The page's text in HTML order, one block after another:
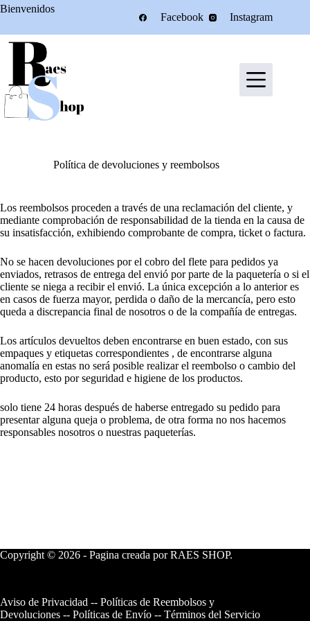
Saltar
Bienvenidos
Facebook Instagram
Política de devoluciones y reembolsos
Los reembolsos proceden a través de una reclamación del cliente, y
mediante comprobación de responsabilidad de la tienda en la causa de
su insatisfacción, exhibiendo comprobante de compra, ticket o factura.
No se hacen devoluciones por el cobro del flete para pedidos ya
enviados, retrasos de entrega del envió por parte de la paquetería o si el
cliente se niega a recibir el envió. La única excepción a lo anterior es
en casos de fuerza mayor, perdida o daño de la mercancía, pero esto
queda a discrepancia final de nosotros o de la compañía de entregas.
Los artículos devueltos deben encontrarse en buen estado, con sus
empaques y etiquetas correspondientes , de encontrarse alguna
anomalía en estas no será posible realizar el reembolso o cambio del
producto, esto por seguridad e higiene de los productos.
solo tiene 24 horas después de haberse entregado su pedido para
presentar alguna queja o problema, de otra forma no nos hacemos
responsables nosotros o nuestras paqueterías.
Copyright © 2026 - Pagina creada por RAES SHOP.
Aviso de Privacidad -- Políticas de Reembolsos y
Devoluciones -- Políticas de Envío -- Términos del Servicio